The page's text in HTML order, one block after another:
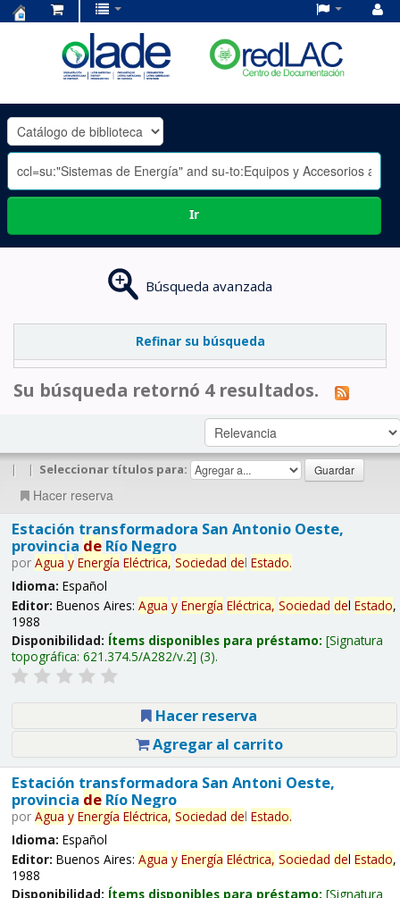
OLADE
-
Ir
Búsqueda avanzada
Refinar su búsqueda
Su búsqueda retornó 4 resultados.
| | Seleccionar títulos para:
Hacer reserva
Estación transformadora San Antonio Oeste,
provincia deRío Negro
por Agua y Energía Eléctrica, Sociedad del Estado.
Idioma: Español
Editor: Buenos Aires: Agua y Energía Eléctrica, Sociedad del Estado,
1988
Disponibilidad: Ítems disponibles para préstamo: Signatura
topográfica: 621.374.5/A282/v.2 (3).
Hacer reserva
Agregar al carrito
Estación transformadora San Antoni Oeste,
provincia deRío Negro
por Agua y Energía Eléctrica, Sociedad del Estado.
Idioma: Español
Editor: Buenos Aires: Agua y Energía Eléctrica, Sociedad del Estado,
1988
Disponibilidad: Ítems disponibles para préstamo: Signatura